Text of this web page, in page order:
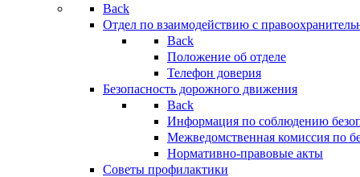
Back
Отдел по взаимодействию с
Back
Положение об отделе
Телефон доверия
Безопасность дорожного движения
Back
Информация по соблюдению
Межведомственная комиссия по
Нормативно-правовые акты
Советы профилактики